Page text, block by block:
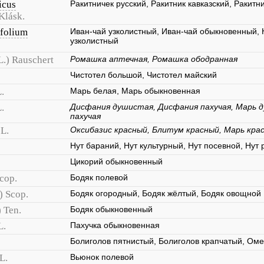
Ракитничек русский, Ракитник кавказский,
Иван-чай узколистный, Иван-чай
узколистный
Rauschert
Ромашка аптечная, Ромашка ободранная
Чистотел большой, Чистотел майский
Марь белая, Марь обыкновенная
Дисфания душистая, Дисфания пахучая, Марь
пахучая
L.
Оксибазис красный, Блитум красный, Марь
Нут бараний, Нут культурный, Нут посевной, Нут
Цикорий обыкновенный
Бодяк полевой
Scop. Бодяк огородный, Бодяк жёлтый, Бодяк овощной
Ten. Бодяк обыкновенный
Пахучка обыкновенная
Болиголов пятнистый, Болиголов крапчатый,
L. Вьюнок полевой